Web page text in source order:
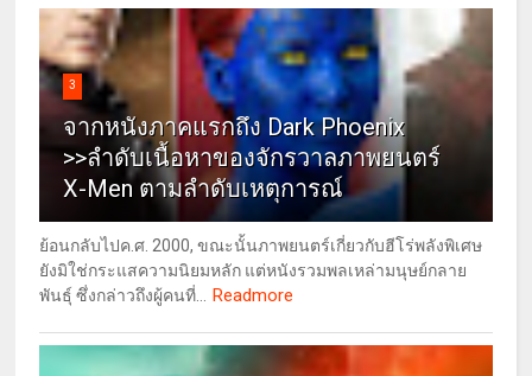
3
จากหนังภาคแรกถึง Dark Phoenix
>>ลำดับเนื้อหาของจักรวาลภาพยนตร์
X-Men ตามลำดับเหตุการณ์
ย้อนกลับไปค.ศ. 2000, ขณะนั้นภาพยนตร์เกี่ยวกับฮีโร่พลังพิเศษ
ยังมิใช่กระแสความนิยมหลัก แต่หนังรวมพลเหล่ามนุษย์กลาย
พันธุ์ ซึ่งกล่าวถึงผู้คนที่...
Readmore